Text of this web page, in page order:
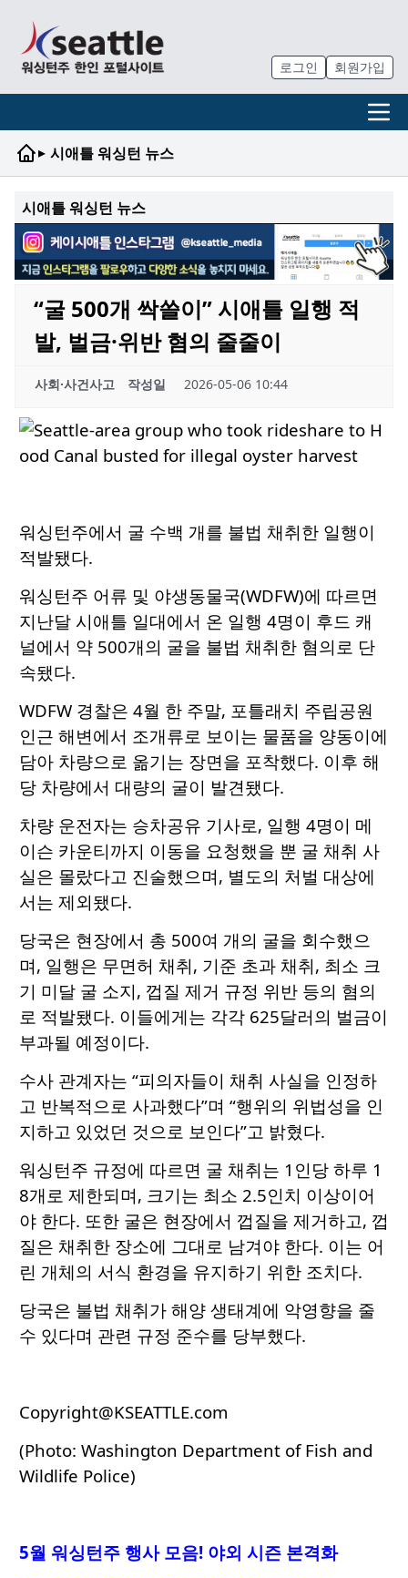
로그인 회원가입
▸ 시애틀 워싱턴 뉴스
시애틀 워싱턴 뉴스
“굴 500개 싹쓸이” 시애틀 일행 적
발, 벌금·위반 혐의 줄줄이
사회·사건사고 작성일 2026-05-06 10:44
워싱턴주에서 굴 수백 개를 불법 채취한 일행이
적발됐다.
워싱턴주 어류 및 야생동물국(WDFW)에 따르면
지난달 시애틀 일대에서 온 일행 4명이 후드 캐
널에서 약 500개의 굴을 불법 채취한 혐의로 단
속됐다.
WDFW 경찰은 4월 한 주말, 포틀래치 주립공원
인근 해변에서 조개류로 보이는 물품을 양동이에
담아 차량으로 옮기는 장면을 포착했다. 이후 해
당 차량에서 대량의 굴이 발견됐다.
차량 운전자는 승차공유 기사로, 일행 4명이 메
이슨 카운티까지 이동을 요청했을 뿐 굴 채취 사
실은 몰랐다고 진술했으며, 별도의 처벌 대상에
서는 제외됐다.
당국은 현장에서 총 500여 개의 굴을 회수했으
며, 일행은 무면허 채취, 기준 초과 채취, 최소 크
기 미달 굴 소지, 껍질 제거 규정 위반 등의 혐의
로 적발됐다. 이들에게는 각각 625달러의 벌금이
부과될 예정이다.
수사 관계자는 “피의자들이 채취 사실을 인정하
고 반복적으로 사과했다”며 “행위의 위법성을 인
지하고 있었던 것으로 보인다”고 밝혔다.
워싱턴주 규정에 따르면 굴 채취는 1인당 하루 1
8개로 제한되며, 크기는 최소 2.5인치 이상이어
야 한다. 또한 굴은 현장에서 껍질을 제거하고, 껍
질은 채취한 장소에 그대로 남겨야 한다. 이는 어
린 개체의 서식 환경을 유지하기 위한 조치다.
당국은 불법 채취가 해양 생태계에 악영향을 줄
수 있다며 관련 규정 준수를 당부했다.
Copyright@KSEATTLE.com
(Photo: Washington Department of Fish and
Wildlife Police)
5월 워싱턴주 행사 모음! 야외 시즌 본격화